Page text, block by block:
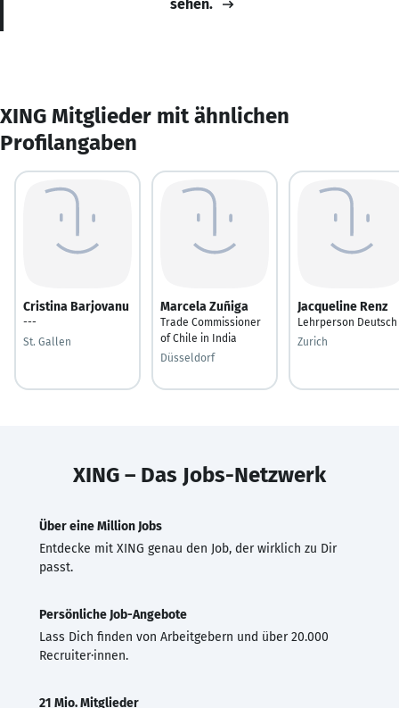
sehen.
XING Mitglieder mit ähnlichen
Profilangaben
Cristina Barjovanu
---
St. Gallen
Marcela Zuñiga
Trade Commissioner
of Chile in India
Düsseldorf
Jacqueline Renz
Lehrperson Deutsch
Zurich
XING – Das Jobs-Netzwerk
Über eine Million Jobs
Entdecke mit XING genau den Job, der wirklich zu Dir
passt.
Persönliche Job-Angebote
Lass Dich finden von Arbeitgebern und über 20.000
Recruiter·innen.
21 Mio. Mitglieder